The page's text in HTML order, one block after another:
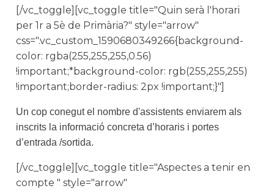
[/vc_toggle][vc_toggle title="Quin serà l'horari
per 1r a 5è de Primària?" style="arrow"
css=".vc_custom_1590680349266{background-
color: rgba(255,255,255,0.56)
!important;*background-color: rgb(255,255,255)
!important;border-radius: 2px !important;}"]
Un cop conegut el nombre d'assistents enviarem als
inscrits la informació concreta d’horaris i portes
d’entrada /sortida.
[/vc_toggle][vc_toggle title="Aspectes a tenir en
compte " style="arrow"